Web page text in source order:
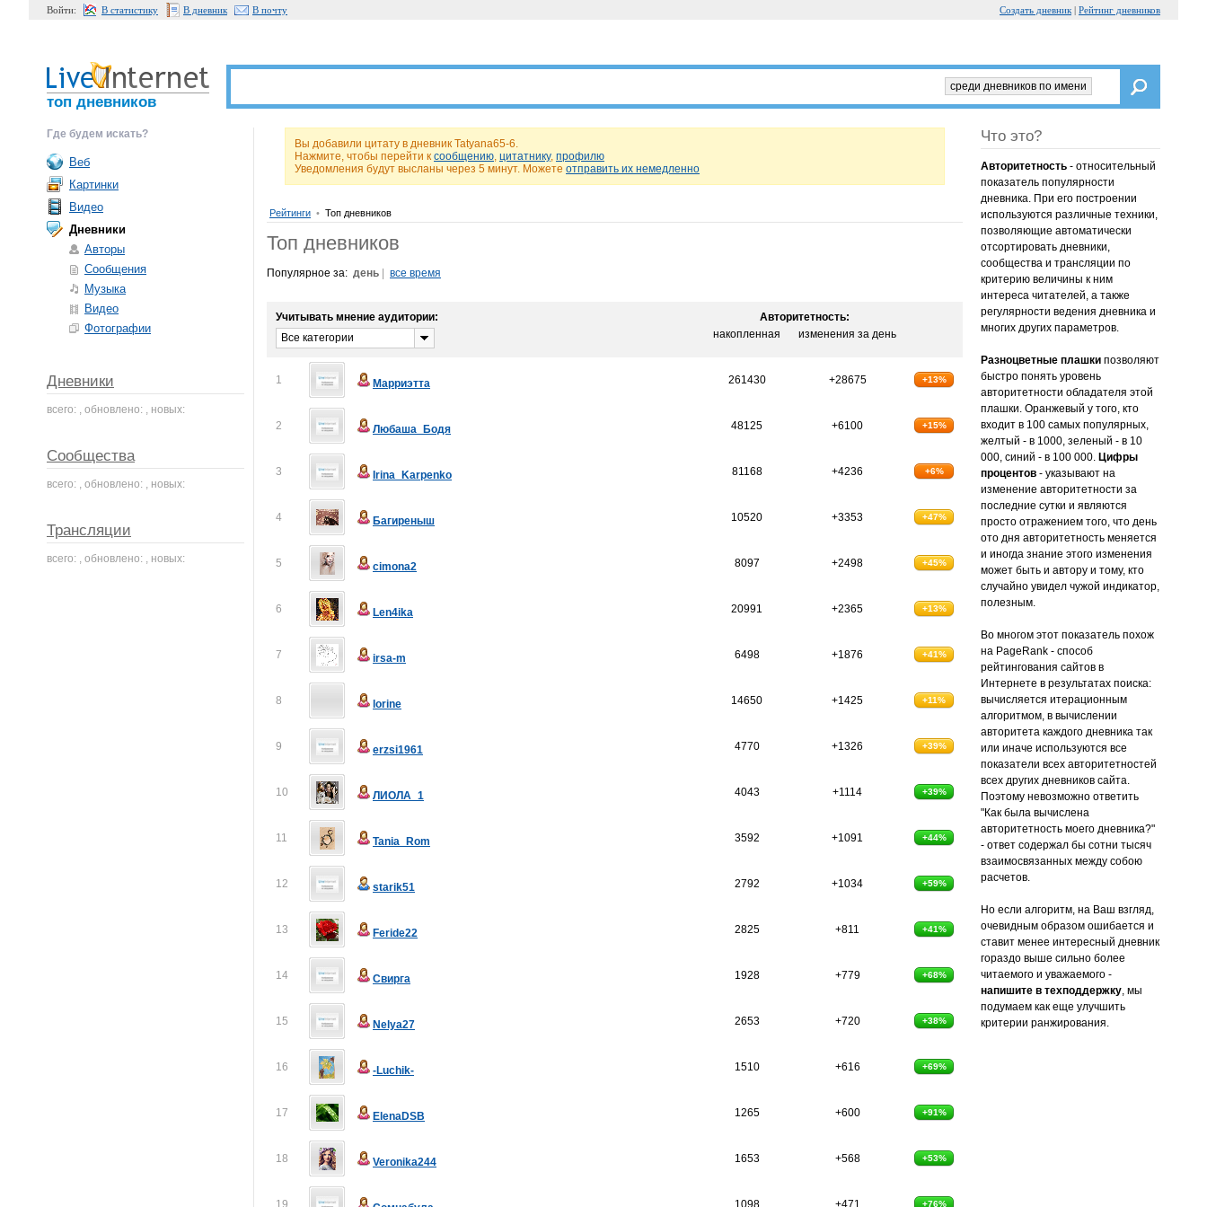
Войти: В статистику В дневник В почту Создать дневник | Рейтинг дневников
среди дневников по имени
топ дневников
Вы добавили цитату в дневник Tatyana65-6.
Нажмите, чтобы перейти к сообщению, цитатнику, профилю
Уведомления будут высланы через 5 минут. Можете отправить их немедленно
Рейтинги • Топ дневников
Топ дневников
Популярное за: день все время
Учитывать мнение аудитории:
Авторитетность:
Все категории
накопленная изменения за день
1 Марриэтта 261430 +28675 +13%
2 Любаша_Бодя 48125 +6100 +15%
3 Irina_Karpenko 81168 +4236 +6%
4 Багиреныш 10520 +3353 +47%
5 cimona2 8097 +2498 +45%
6 Len4ika 20991 +2365 +13%
7 irsa-m 6498 +1876 +41%
8 lorine 14650 +1425 +11%
9 erzsi1961 4770 +1326 +39%
10 ЛИОЛА_1 4043 +1114 +39%
11 Tania_Rom 3592 +1091 +44%
12 starik51 2792 +1034 +59%
13 Feride22 2825 +811 +41%
14 Свирга 1928 +779 +68%
15 Nelya27 2653 +720 +38%
16 -Luchik- 1510 +616 +69%
17 ElenaDSB 1265 +600 +91%
18 Veronika244 1653 +568 +53%
19 1098 +471 +76%
Что это?
Авторитетность - относительный
показатель популярности
дневника. При его построении
используются различные техники,
позволяющие автоматически
отсортировать дневники,
сообщества и трансляции по
критерию величины к ним
интереса читателей, а также
регулярности ведения дневника и
многих других параметров.
Разноцветные плашки позволяют
быстро понять уровень
авторитетности обладателя этой
плашки. Оранжевый у того, кто
входит в 100 самых популярных,
желтый - в 1000, зеленый - в 10
000, синий - в 100 000. Цифры
процентов - указывают на
изменение авторитетности за
последние сутки и являются
просто отражением того, что день
ото дня авторитетность меняется
и иногда знание этого изменения
может быть и автору и тому, кто
случайно увидел чужой индикатор,
полезным.
Во многом этот показатель похож
на PageRank - способ
рейтингования сайтов в
Интернете в результатах поиска:
вычисляется итерационным
алгоритмом, в вычислении
авторитета каждого дневника так
или иначе используются все
показатели всех авторитетностей
всех других дневников сайта.
Поэтому невозможно ответить
"Как была вычислена
авторитетность моего дневника?"
- ответ содержал бы сотни тысяч
взаимосвязанных между собою
расчетов.
Но если алгоритм, на Ваш взгляд,
очевидным образом ошибается и
ставит менее интересный дневник
гораздо выше сильно более
читаемого и уважаемого -
напишите в техподдержку, мы
подумаем как еще улучшить
критерии ранжирования.
Где будем искать?
Веб
Картинки
Видео
Дневники
Авторы
Сообщения
Музыка
Видео
Фотографии
Дневники
всего: , обновлено: , новых:
Сообщества
всего: , обновлено: , новых:
Трансляции
всего: , обновлено: , новых: